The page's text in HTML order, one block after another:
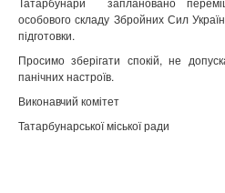
особового складу Збройних Сил
підготовки.
Просимо зберігати спокій, не
панічних
Виконавчий комітет
Татарбунарської міської ради